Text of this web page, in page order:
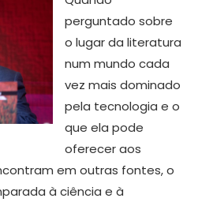
perguntado sobre
o lugar da literatura
num mundo cada
vez mais dominado
pela tecnologia e o
que ela pode
oferecer aos
em outras fontes, o
à ciência e à